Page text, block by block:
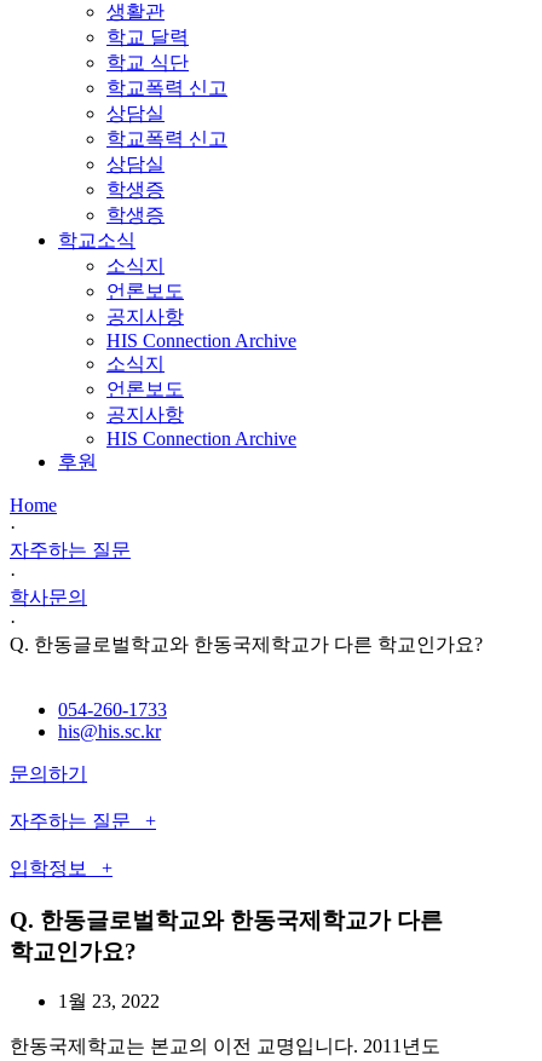
생활관
학교 달력
학교 식단
학교폭력 신고
상담실
학교폭력 신고
상담실
학생증
학생증
학교소식
소식지
언론보도
공지사항
HIS Connection Archive
소식지
언론보도
공지사항
HIS Connection Archive
후원
Home
·
자주하는 질문
·
학사문의
·
Q. 한동글로벌학교와 한동국제학교가 다른 학교인가요?
054-260-1733
his@his.sc.kr
문의하기
자주하는 질문 +
입학정보 +
Q. 한동글로벌학교와 한동국제학교가 다른
학교인가요?
1월 23, 2022
한동국제학교는 본교의 이전 교명입니다. 2011년도